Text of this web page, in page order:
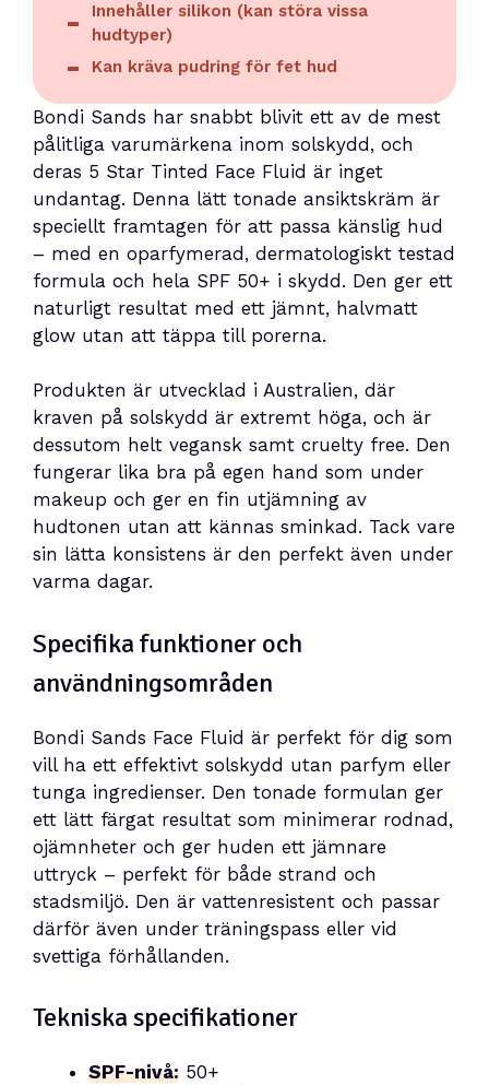
Innehåller silikon (kan störa vissa
hudtyper)
Kan kräva pudring för fet hud
Bondi Sands har snabbt blivit ett av de mest
pålitliga varumärkena inom solskydd, och
deras 5 Star Tinted Face Fluid är inget
undantag. Denna lätt tonade ansiktskräm är
speciellt framtagen för att passa känslig hud
– med en oparfymerad, dermatologiskt testad
formula och hela SPF 50+ i skydd. Den ger ett
naturligt resultat med ett jämnt, halvmatt
glow utan att täppa till porerna.
Produkten är utvecklad i Australien, där
kraven på solskydd är extremt höga, och är
dessutom helt vegansk samt cruelty free. Den
fungerar lika bra på egen hand som under
makeup och ger en fin utjämning av
hudtonen utan att kännas sminkad. Tack vare
sin lätta konsistens är den perfekt även under
varma dagar.
Specifika funktioner och
användningsområden
Bondi Sands Face Fluid är perfekt för dig som
vill ha ett effektivt solskydd utan parfym eller
tunga ingredienser. Den tonade formulan ger
ett lätt färgat resultat som minimerar rodnad,
ojämnheter och ger huden ett jämnare
uttryck – perfekt för både strand och
stadsmiljö. Den är vattenresistent och passar
därför även under träningspass eller vid
svettiga förhållanden.
Tekniska specifikationer
SPF-nivå: 50+